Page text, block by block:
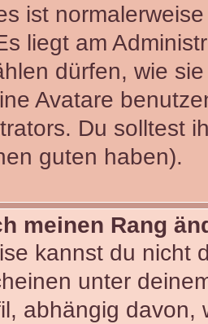
ist
liegt am
dürfen, wie
Avatare
Du solltest
guten haben).
meinen Rang
kannst du nicht
unter
abhängig